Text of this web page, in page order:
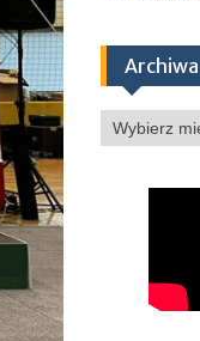
Archiwa
Archiwa